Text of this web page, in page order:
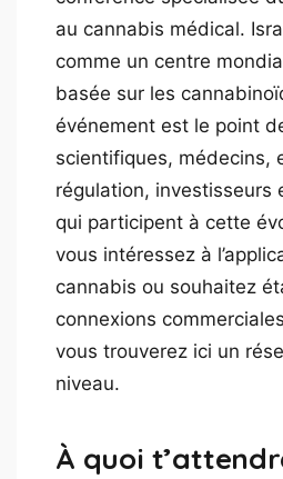
au cannabis médical.
comme un centre
basée sur les
événement est le point
scientifiques, médecins,
régulation, investisseurs
qui participent à cette
vous intéressez à
cannabis ou souhaitez
connexions
vous trouverez ici un
niveau.
À quoi